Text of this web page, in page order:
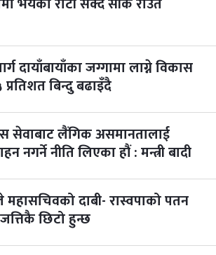
दायाँबायाँका जग्गामा लाग्ने विकास
बिन्दु बढाइँदै
सेवाबाट लैंगिक असमानतालाई
नगर्ने नीति लिएका हौं : मन्त्री बादी
महासचिवको दाबी- रास्वपाको पतन
छिटो हुन्छ